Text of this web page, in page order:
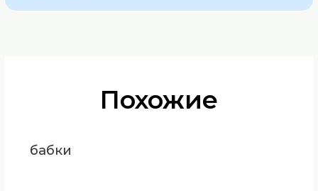
Похожие
бабки